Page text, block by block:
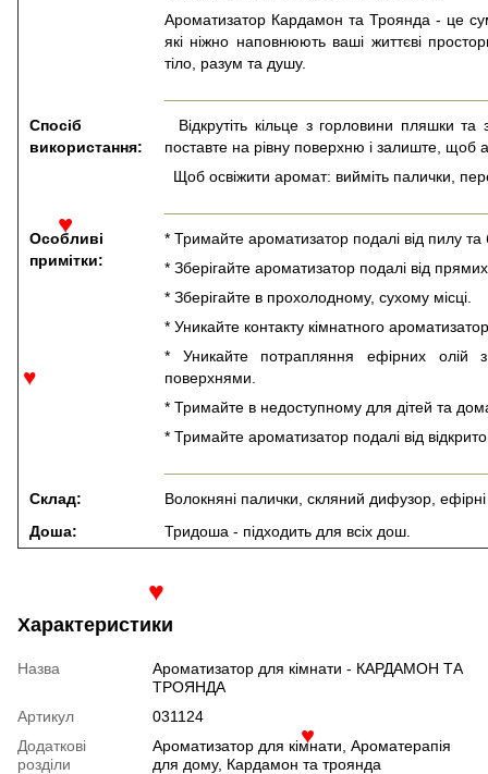
Ароматизатор Кардамон та Троянда - це
які ніжно наповнюють ваші життєві
тіло, разум та душу.
Спосіб
використання:
Відкрутіть кільце з горловини пляшки та
поставте на рівну поверхню і залиште, щоб
Щоб освіжити аромат: вийміть палички,
Особливі
примітки:
* Тримайте ароматизатор подалі від пилу та
* Зберігайте ароматизатор подалі від
* Зберігайте в прохолодному, сухому місці.
* Уникайте контакту кімнатного
* Уникайте потрапляння ефірних олій
поверхнями.
* Тримайте в недоступному для дітей та
* Тримайте ароматизатор подалі від
Склад:
Волокняні палички, скляний дифузор,
Доша:
Тридоша - підходить для всіх дош.
Характеристики
Назва
Ароматизатор для кімнати - КАРДАМОН ТА
ТРОЯНДА
Артикул
031124
Додаткові
розділи
Ароматизатор для кімнати, Ароматерапія
для дому, Кардамон та троянда
♥
♥
♥